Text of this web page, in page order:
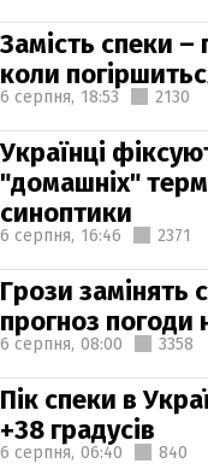
Замість спеки –
коли
6 серпня, 18:53 2130
Українці
"домашніх"
синоптики
6 серпня, 16:46 2371
Грози замінять
прогноз погоди
6 серпня, 08:00 3358
Пік спеки в
+38 градусів
6 серпня, 06:40 840